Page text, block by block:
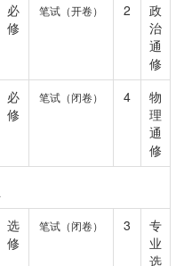
必
修
笔试（开卷） 2
政
治
通
修
必
修
笔试（闭卷） 4
物
理
通
修
选
修
笔试（闭卷） 3
专
业
选